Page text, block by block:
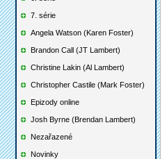
7. série
Angela Watson (Karen Foster)
Brandon Call (JT Lambert)
Christine Lakin (Al Lambert)
Christopher Castile (Mark Foster)
Epizody online
Josh Byrne (Brendan Lambert)
Nezařazené
Novinky